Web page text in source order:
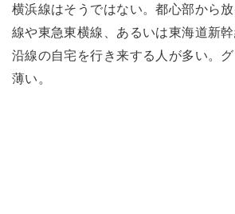
横浜線はそうではない。都心部から
線や東急東横線、あるいは東海道新
沿線の自宅を行き来する人が多い。
薄い。